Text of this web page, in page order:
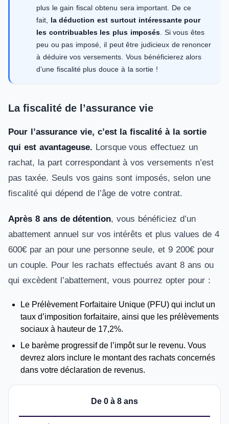
plus le gain fiscal obtenu sera important. De ce
fait, la déduction est surtout intéressante pour
les contribuables les plus imposés. Si vous êtes
peu ou pas imposé, il peut être judicieux de renoncer
à déduire vos versements. Vous bénéficierez alors
d’une fiscalité plus douce à la sortie !
La fiscalité de l’assurance vie
Pour l’assurance vie, c’est la fiscalité à la sortie
qui est avantageuse. Lorsque vous effectuez un
rachat, la part correspondant à vos versements n’est
pas taxée. Seuls vos gains sont imposés, selon une
fiscalité qui dépend de l’âge de votre contrat.
Après 8 ans de détention, vous bénéficiez d’un
abattement annuel sur vos intérêts et plus values de 4
600€ par an pour une personne seule, et 9 200€ pour
un couple. Pour les rachats effectués avant 8 ans ou
qui excèdent l’abattement, vous pourrez opter pour :
Le Prélèvement Forfaitaire Unique (PFU) qui inclut un
taux d’imposition forfaitaire, ainsi que les prélèvements
sociaux à hauteur de 17,2%.
Le barème progressif de l’impôt sur le revenu. Vous
devrez alors inclure le montant des rachats concernés
dans votre déclaration de revenus.
De 0 à 8 ans